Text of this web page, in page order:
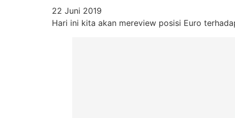
22 Juni 2019
Hari ini kita akan mereview posisi Euro